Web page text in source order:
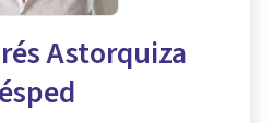
Astorquiza